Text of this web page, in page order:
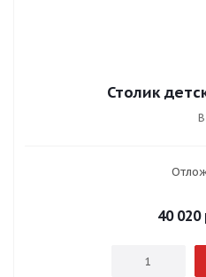
Столик
40 020